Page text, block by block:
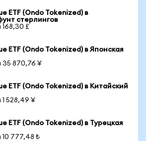
ETF (Ondo Tokenized) в
стерлингов
168,30 £
ETF (Ondo Tokenized) в Японская
35 870,76 ¥
ETF (Ondo Tokenized) в Китайский
1 528,49 ¥
ETF (Ondo Tokenized) в Турецкая
10 777,48 ₺